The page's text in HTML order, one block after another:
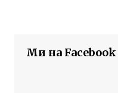
Ми на Facebook